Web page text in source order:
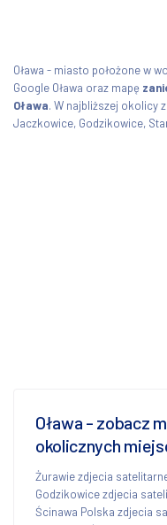
Oława - miasto położone w
Google Oława oraz mapę
Oława. W najbliższej okolicy
Jaczkowice, Godzikowice,
Oława - zobacz
okolicznych
Żurawie zdjecia
Godzikowice zdjecia
Ścinawa Polska zdjecia